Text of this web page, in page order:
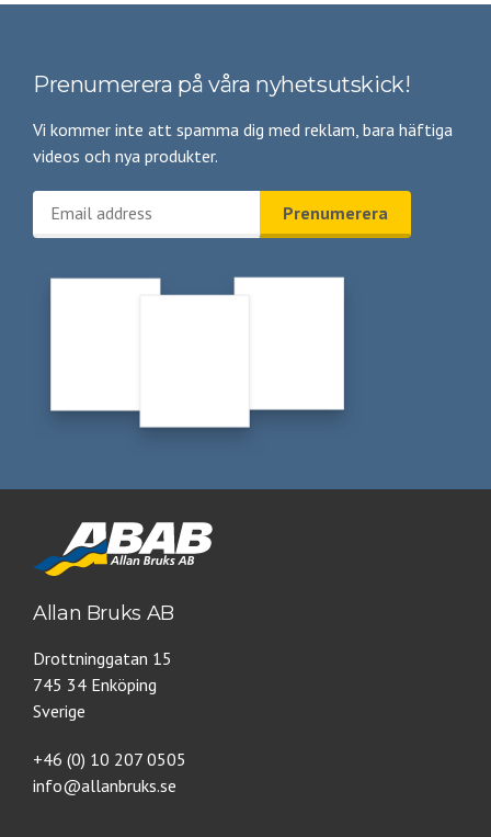
Prenumerera på våra nyhetsutskick!
Vi kommer inte att spamma dig med reklam, bara häftiga
videos och nya produkter.
Allan Bruks AB
Drottninggatan 15
745 34 Enköping
Sverige
+46 (0) 10 207 0505
info@allanbruks.se